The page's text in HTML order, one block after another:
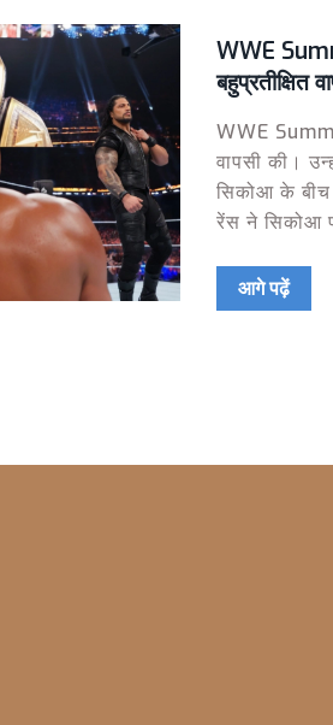
WWE
बहुप्रतीक्षित
WWE
वापसी की।
सिकोआ के बीच
रेंस ने सिकोआ
आगे पढ़ें